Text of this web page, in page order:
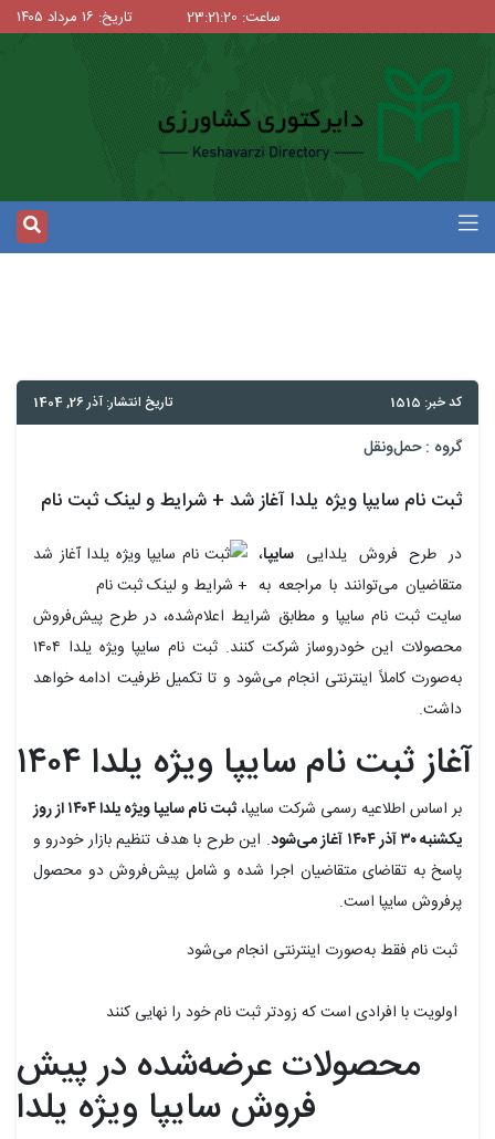
ساعت: 23:21:20 تاریخ: ۱۶ مرداد ۱۴۰۵
کد خبر: 1515 تاریخ انتشار: آذر 26, 1404
گروه :حمل‌و‌نقل
ثبت نام سایپا ویژه یلدا آغاز شد + شرایط و لینک ثبت نام
در طرح فروش یلدایی سایپا،
متقاضیان می‌توانند با مراجعه به
سایت ثبت نام سایپا و مطابق شرایط اعلام‌شده، در طرح پیش‌فروش
محصولات این خودروساز شرکت کنند. ثبت نام سایپا ویژه یلدا ۱۴۰۴
به‌صورت کاملاً اینترنتی انجام می‌شود و تا تکمیل ظرفیت ادامه خواهد
داشت.
آغاز ثبت نام سایپا ویژه یلدا ۱۴۰۴
بر اساس اطلاعیه رسمی شرکت سایپا،
ثبت نام سایپا ویژه یلدا ۱۴۰۴ از روز
یکشنبه ۳۰ آذر ۱۴۰۴ آغاز می‌شود
. این طرح با هدف تنظیم بازار خودرو و
پاسخ به تقاضای متقاضیان اجرا شده و شامل پیش‌فروش دو محصول
پرفروش سایپا است.
ثبت نام فقط به‌صورت اینترنتی انجام می‌شود
اولویت با افرادی است که زودتر ثبت نام خود را نهایی کنند
محصولات عرضه‌شده در پیش
فروش سایپا ویژه یلدا